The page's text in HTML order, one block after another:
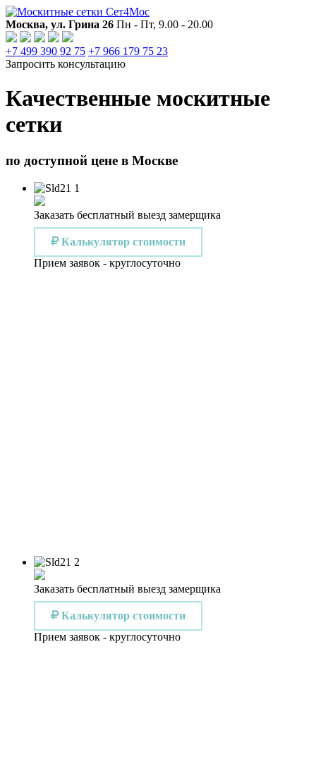
Москва, ул. Грина 26 Пн - Пт, 9.00 - 20.00
+7 499 390 92 75 +7 966 179 75 23
Запросить консультацию
Качественные москитные
сетки
по доступной цене в Москве
Заказать бесплатный выезд замерщика
Калькулятор стоимости
Прием заявок - круглосуточно
Заказать бесплатный выезд замерщика
Калькулятор стоимости
Прием заявок - круглосуточно